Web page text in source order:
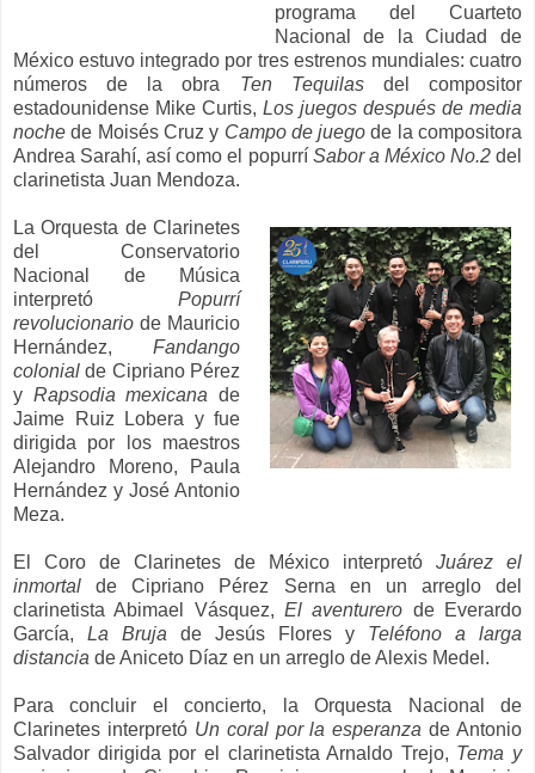
programa del Cuarteto
Nacional de la Ciudad de
México estuvo integrado por tres estrenos mundiales: cuatro
números de la obra Ten Tequilasdel compositor
estadounidense Mike Curtis, Los juegos después de media
noche de Moisés Cruz y Campo de juego de la compositora
Andrea Sarahí, así como el popurrí Sabor a México No.2del
clarinetista Juan Mendoza.
La Orquesta de Clarinetes
del Conservatorio
Nacional de Música
interpretóPopurrí
revolucionario de Mauricio
Hernández,Fandango
colonial de Cipriano Pérez
y Rapsodia mexicana de
Jaime Ruiz Lobera y fue
dirigida por los maestros
Alejandro Moreno, Paula
Hernández y José Antonio
Meza.
El Coro de Clarinetes de México interpretó Juárez el
inmortal de Cipriano Pérez Serna en un arreglo del
clarinetista Abimael Vásquez, El aventurero de Everardo
García, La Bruja de Jesús Flores y Teléfono a larga
distancia de Aniceto Díaz en un arreglo de Alexis Medel.
Para concluir el concierto, la Orquesta Nacional de
Clarinetes interpretó Un coral por la esperanza de Antonio
Salvador dirigida por el clarinetista Arnaldo Trejo, Tema y